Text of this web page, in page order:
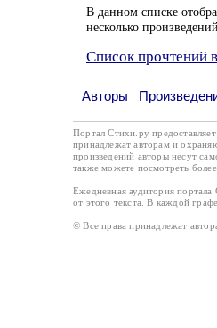
В данном списке
несколько
Список прочтений
Авторы
Портал Стихи.ру
принадлежат авторам и
произведений авторы несут
также можете посмотреть
Ежедневная аудитория
от этого текста. В каждой
© Все права принадлежат